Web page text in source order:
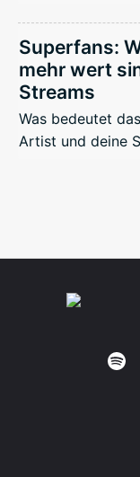
Superfans:
mehr wert
Streams
Was bedeutet
Artist und deine